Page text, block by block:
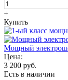
+
Купить
Мощный
Цена:
3 200 руб.
Есть в наличии